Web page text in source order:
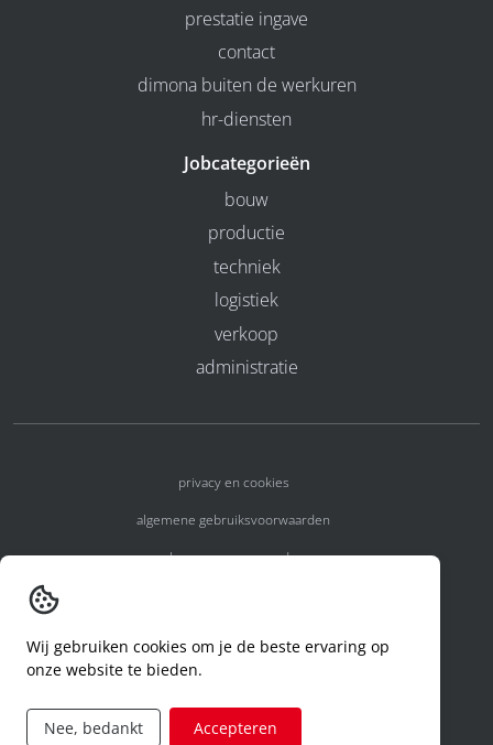
prestatie ingave
contact
dimona buiten de werkuren
hr-diensten
Jobcategorieën
bouw
productie
techniek
logistiek
verkoop
administratie
privacy en cookies
algemene gebruiksvoorwaarden
algemene voorwaarden
code of conduct
aanvraag rechten ivm privacy
Wij gebruiken cookies om je de beste ervaring op
onze website te bieden.
Nee, bedankt Accepteren